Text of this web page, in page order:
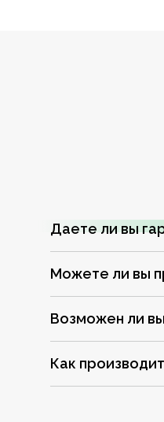
Даете ли вы
Можете ли вы
Возможен ли
Как